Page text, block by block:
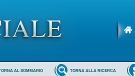
TORNA ALLA RICERCA
AL SOMMARIO